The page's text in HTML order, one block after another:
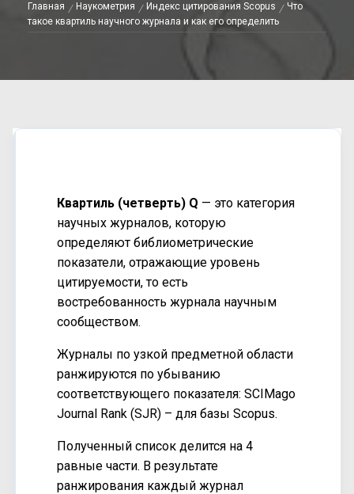
Главная Наукометрия Индекс цитирования Scopus
Что
такое квартиль научного журнала и как его определить
Квартиль (четверть) Q — это категория
научных журналов, которую
определяют библиометрические
показатели, отражающие уровень
цитируемости, то есть
востребованность журнала научным
сообществом.
Журналы по узкой предметной области
ранжируются по убыванию
соответствующего показателя: SCIMago
Journal Rank (SJR) – для базы Scopus.
Полученный список делится на 4
равные части. В результате
ранжирования каждый журнал